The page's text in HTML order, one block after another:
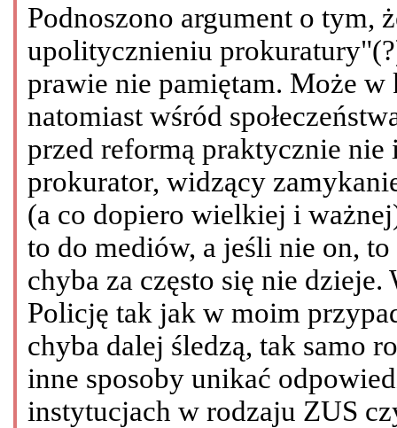
Podnoszono argument o tym,
upolitycznieniu
prawie nie pamiętam. Może
natomiast wśród
przed reformą praktycznie nie
prokurator, widzący
(a co dopiero wielkiej i
to do mediów, a jeśli nie on,
chyba za często się nie
Policję tak jak w moim
chyba dalej śledzą, tak samo
inne sposoby unikać
instytucjach w rodzaju ZUS